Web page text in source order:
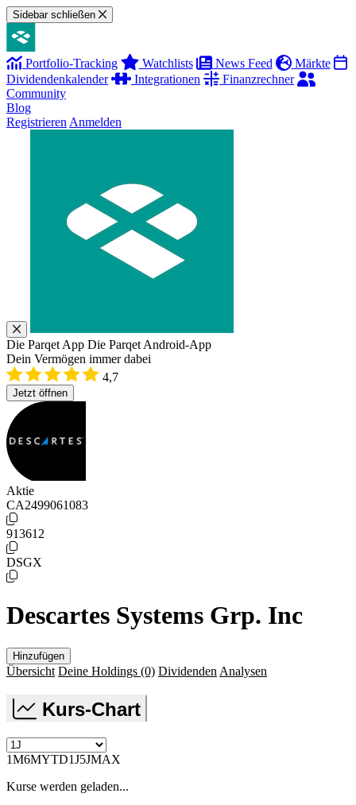
Sidebar schließen
Portfolio-Tracking Watchlists News Feed
Märkte
Dividendenkalender
Integrationen
Finanzrechner
Community
Blog
Registrieren Anmelden
Die Parqet App Die Parqet Android-App
Dein Vermögen immer dabei
4,7
Jetzt öffnen
Aktie
CA2499061083
913612
DSGX
Descartes Systems Grp. Inc
Hinzufügen
Übersicht Deine Holdings (0) Dividenden Analysen
Kurs-Chart
1M6MYTD1J5JMAX
Kurse werden geladen...